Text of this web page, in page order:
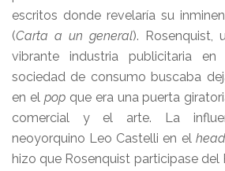
escritos donde revelaría su
(Carta a un general). Rosenquist,
vibrante industria publicitaria
sociedad de consumo buscaba
en el popque era una puerta
comercial y el arte. La
neoyorquino Leo Castelli en el
hizo que Rosenquist participase del